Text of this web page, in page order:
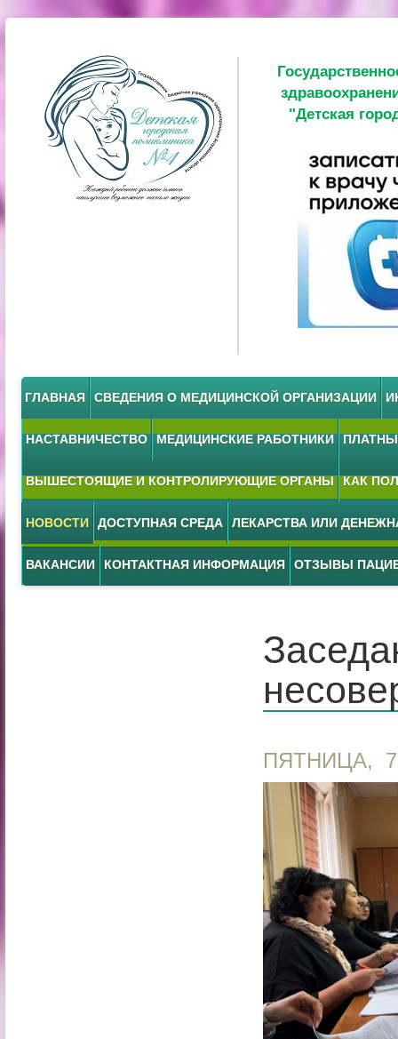
"Детская
ГЛАВНАЯ СВЕДЕНИЯ О МЕДИЦИНСКОЙ ОРГАНИЗАЦИИ
НАСТАВНИЧЕСТВО МЕДИЦИНСКИЕ РАБОТНИКИ
ВЫШЕСТОЯЩИЕ И КОНТРОЛИРУЮЩИЕ ОРГАНЫ КАК
НОВОСТИ ДОСТУПНАЯ СРЕДА ЛЕКАРСТВА ИЛИ
ВАКАНСИИ КОНТАКТНАЯ ИНФОРМАЦИЯ ОТЗЫВЫ
ПЯТНИЦА,